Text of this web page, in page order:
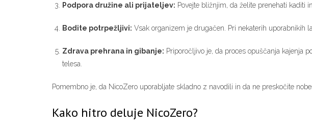
Podpora družine ali prijateljev: Povejte bližnjim, da želite prenehati kaditi
Bodite potrpežljivi: Vsak organizem je drugačen. Pri nekaterih uporabnikih
Zdrava prehrana in gibanje: Priporočljivo je, da proces opuščanja kajenja
telesa.
Pomembno je, da NicoZero uporabljate skladno z navodili in da ne preskočite
Kako hitro deluje NicoZero?